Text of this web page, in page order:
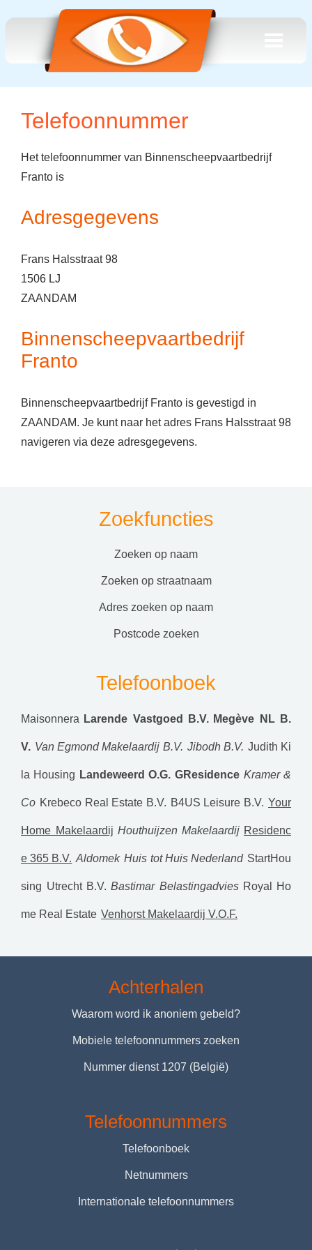
Telefoonnummer
Het telefoonnummer van Binnenscheepvaartbedrijf
Franto is
Adresgegevens
Frans Halsstraat 98
1506 LJ
ZAANDAM
Binnenscheepvaartbedrijf
Franto
Binnenscheepvaartbedrijf Franto is gevestigd in
ZAANDAM. Je kunt naar het adres Frans Halsstraat 98
navigeren via deze adresgegevens.
Zoekfuncties
zoeken op naam
zoeken op straatnaam
adres zoeken op naam
postcode zoeken
Telefoonboek
Maisonnera Larende Vastgoed B.V. Megève NL B.
V. Van Egmond Makelaardij B.V. Jibodh B.V. Judith Ki
la Housing Landeweerd O.G. GResidence Kramer &
Co Krebeco Real Estate B.V. B4US Leisure B.V. Your
Home Makelaardij Houthuijzen Makelaardij Residenc
e 365 B.V. Aldomek Huis tot Huis Nederland StartHou
sing Utrecht B.V. Bastimar Belastingadvies Royal Ho
me Real Estate Venhorst Makelaardij V.O.F.
Achterhalen
Waarom word ik anoniem gebeld?
Mobiele telefoonnummers zoeken
Nummer dienst 1207 (België)
Telefoonnummers
Telefoonboek
Netnummers
Internationale telefoonnummers